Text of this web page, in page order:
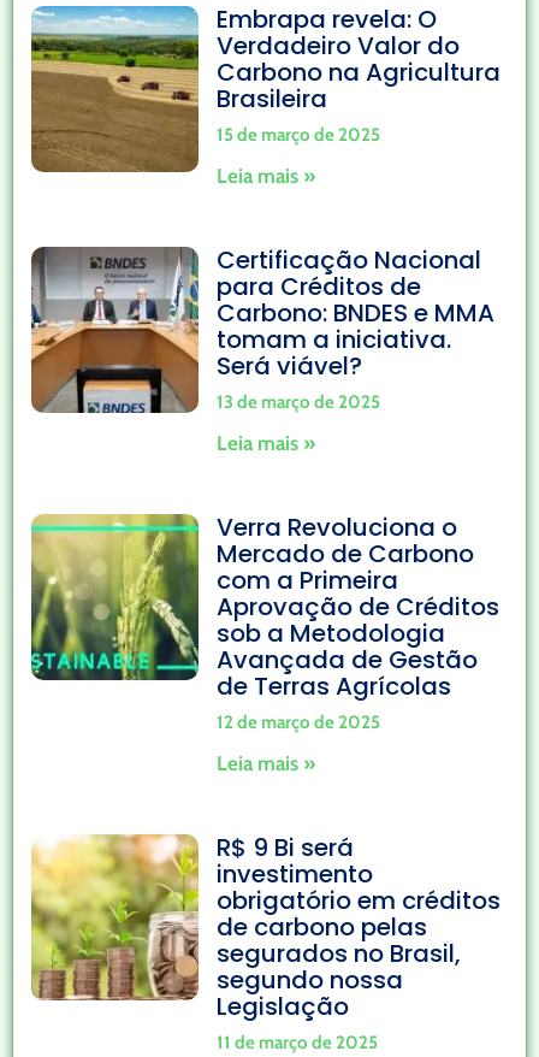
Embrapa revela: O
Verdadeiro Valor do
Carbono na Agricultura
Brasileira
15 de março de 2025
Leia mais »
Certificação Nacional
para Créditos de
Carbono: BNDES e MMA
tomam a iniciativa.
Será viável?
13 de março de 2025
Leia mais »
Verra Revoluciona o
Mercado de Carbono
com a Primeira
Aprovação de Créditos
sob a Metodologia
Avançada de Gestão
de Terras Agrícolas
12 de março de 2025
Leia mais »
R$ 9 Bi será
investimento
obrigatório em créditos
de carbono pelas
segurados no Brasil,
segundo nossa
Legislação
11 de março de 2025